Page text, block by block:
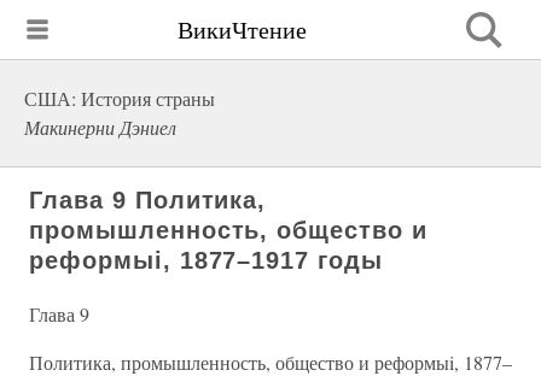
ВикиЧтение
США: История страны
Макинерни Дэниел
Глава 9 Политика,
промышленность, общество и
реформыi, 1877–1917 годы
Глава 9
Политика, промышленность, общество и реформыi, 1877–